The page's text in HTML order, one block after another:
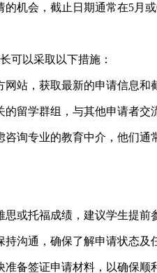
机会，截止日期通常在5月或
可以采取以下措施：
站，获取最新的申请信息和
的留学群组，与其他申请者交
询专业的教育中介，他们通
或托福成绩，建议学生提前
持沟通，确保了解申请状态及
备签证申请材料，以确保顺